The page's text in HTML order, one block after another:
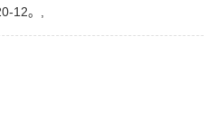
12。,